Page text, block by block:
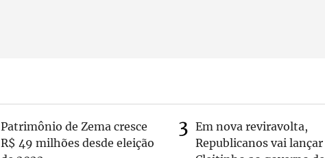
Patrimônio de Zema cresce
R$ 49 milhões desde eleição
Em nova reviravolta,
Republicanos vai lançar